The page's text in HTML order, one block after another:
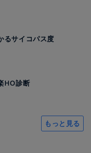
るサイコパス度
HO診断
もっと見る